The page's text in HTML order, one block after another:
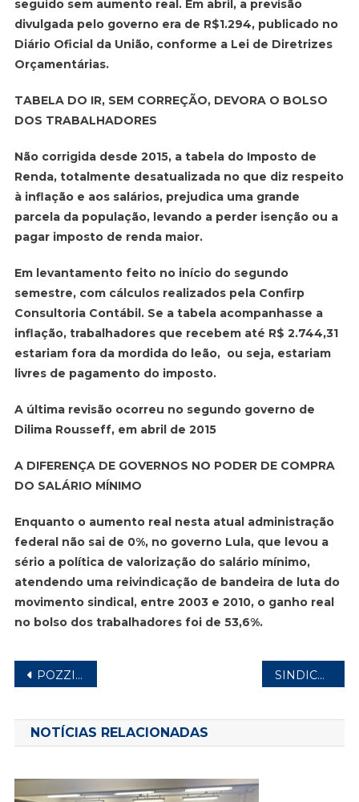
seguido sem aumento real. Em abril, a previsão
divulgada pelo governo era de R$1.294, publicado no
Diário Oficial da União, conforme a Lei de Diretrizes
Orçamentárias.
TABELA DO IR, SEM CORREÇÃO, DEVORA O BOLSO
DOS TRABALHADORES
Não corrigida desde 2015, a tabela do Imposto de
Renda, totalmente desatualizada no que diz respeito
à inflação e aos salários, prejudica uma grande
parcela da população, levando a perder isenção ou a
pagar imposto de renda maior.
Em levantamento feito no início do segundo
semestre, com cálculos realizados pela Confirp
Consultoria Contábil. Se a tabela acompanhasse a
inflação, trabalhadores que recebem até R$ 2.744,31
estariam fora da mordida do leão, ou seja, estariam
livres de pagamento do imposto.
A última revisão ocorreu no segundo governo de
Dilima Rousseff, em abril de 2015
A DIFERENÇA DE GOVERNOS NO PODER DE COMPRA
DO SALÁRIO MÍNIMO
Enquanto o aumento real nesta atual administração
federal não sai de 0%, no governo Lula, que levou a
sério a política de valorização do salário mínimo,
atendendo uma reivindicação de bandeira de luta do
movimento sindical, entre 2003 e 2010, o ganho real
no bolso dos trabalhadores foi de 53,6%.
Navegação
Post
POZZITECH: SINDICATO CONQUISTA DISSÍDIO RETROATIVO DE DOIS ANOS SINDICATO É CULTURA: NOVO TRAMPO MUSICAL DE PRETO W.O. REVIVE AS DÉCADAS DE 1980 E 1990
NOTÍCIAS RELACIONADAS